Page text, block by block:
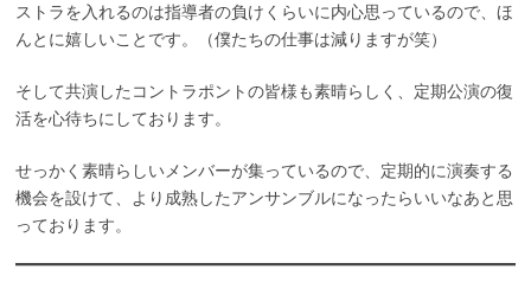
ストラを入れるのは指導者の負けくらいに内心思っているので、ほ
んとに嬉しいことです。（僕たちの仕事は減りますが笑）
そして共演したコントラポントの皆様も素晴らしく、定期公演の復
活を心待ちにしております。
せっかく素晴らしいメンバーが集っているので、定期的に演奏する
機会を設けて、より成熟したアンサンブルになったらいいなあと思
っております。